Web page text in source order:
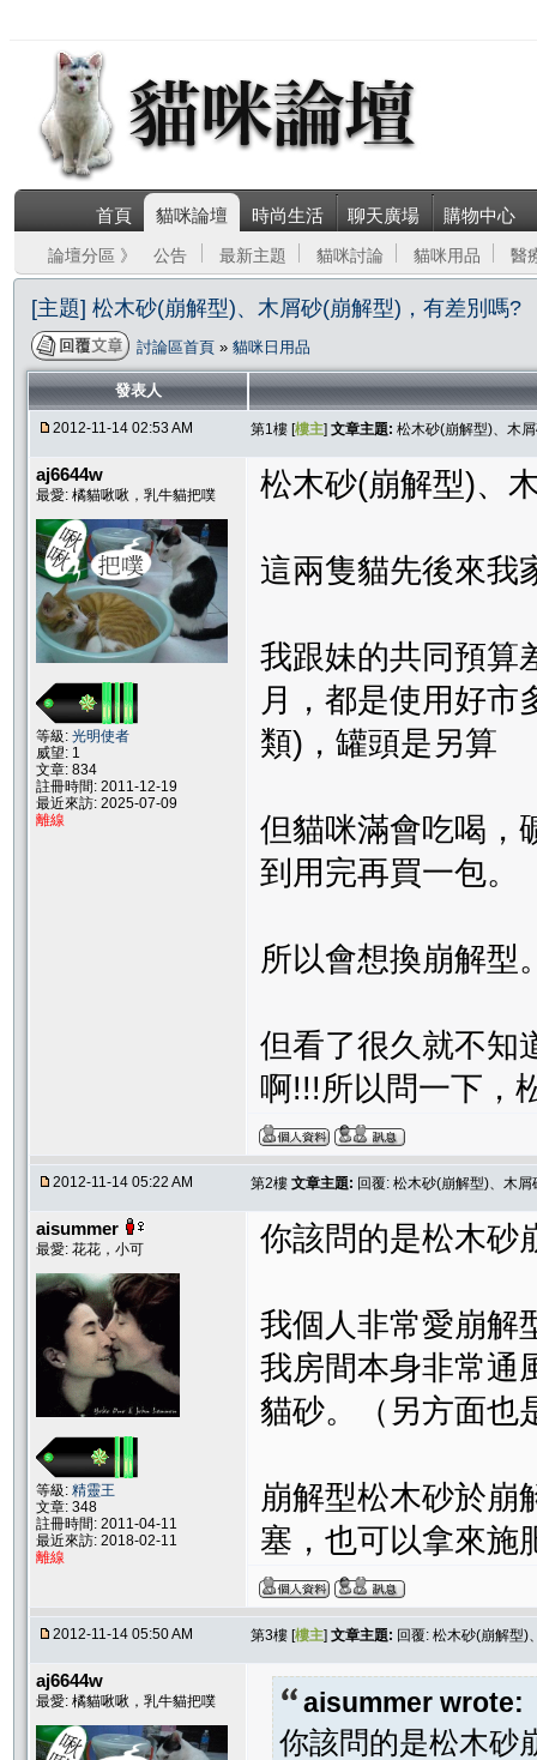
首頁 貓咪論壇 時尚生活 聊天廣場 購物中心
論壇分區 》 公告 最新主題 貓咪討論 貓咪用品 醫
[主題] 松木砂(崩解型)、木屑砂(崩解型)，有差別嗎?
討論區首頁 » 貓咪日用品
發表人
2012-11-14 02:53 AM 第1樓 [樓主] 文章主題: 松木砂(崩解型)、木
aj6644w
最愛: 橘貓啾啾，乳牛貓把噗
等級: 光明使者
威望: 1
文章: 834
註冊時間: 2011-12-19
最近來訪: 2025-07-09
離線
松木砂(崩解型)、
這兩隻貓先後來我
我跟妹的共同預算
月，都是使用好市
類)，罐頭是另算
但貓咪滿會吃喝，
到用完再買一包。
所以會想換崩解型
但看了很久就不知
啊!!!所以問一下，
2012-11-14 05:22 AM 第2樓 文章主題: 回覆: 松木砂(崩解型)、木
aisummer
最愛: 花花，小可
等級: 精靈王
文章: 348
註冊時間: 2011-04-11
最近來訪: 2018-02-11
離線
你該問的是松木砂
我個人非常愛崩解
我房間本身非常通
貓砂。（另方面也
崩解型松木砂於崩
塞，也可以拿來施
2012-11-14 05:50 AM 第3樓 [樓主] 文章主題: 回覆: 松木砂(崩解型)
aj6644w
最愛: 橘貓啾啾，乳牛貓把噗 aisummer wrote:
你該問的是松木砂